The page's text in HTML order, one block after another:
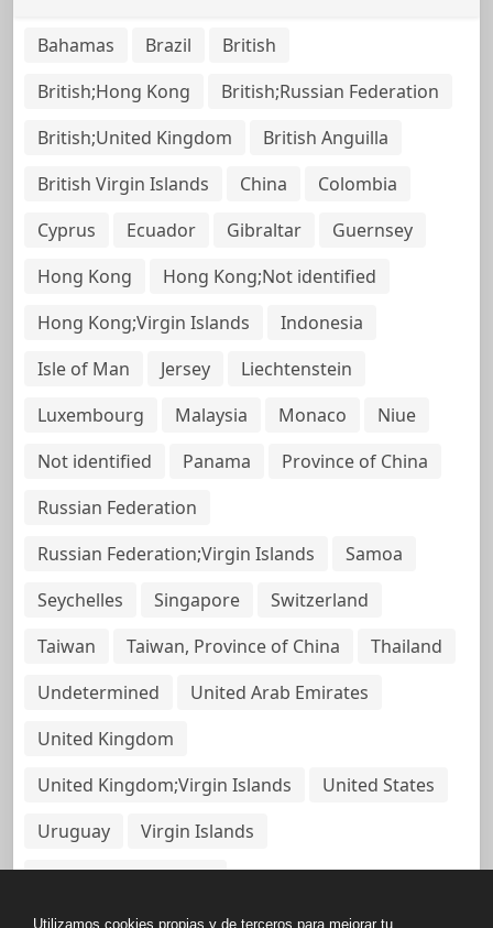
Bahamas Brazil
British
British;Hong Kong
British;Russian Federation
British;United Kingdom
British Anguilla
British Virgin Islands
China
Colombia
Cyprus
Ecuador Gibraltar
Guernsey
Hong Kong
Hong Kong;Not identified
Hong Kong;Virgin Islands
Indonesia
Isle of Man
Jersey
Liechtenstein
Luxembourg
Malaysia Monaco
Niue
Not identified
Panama
Province of China
Russian Federation
Russian Federation;Virgin Islands
Samoa
Seychelles
Singapore
Switzerland
Taiwan
Taiwan, Province of China
Thailand
Undetermined
United Arab Emirates
United Kingdom
United Kingdom;Virgin Islands
United States
Uruguay
Virgin Islands
Virgin Islands, British
Utilizamos cookies propias y de terceros para mejorar tu